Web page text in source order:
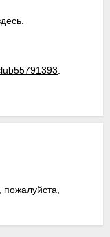
.
.
пожалуйста,